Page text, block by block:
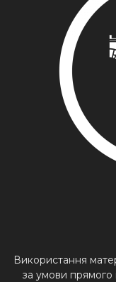
Використання
за умови прямого